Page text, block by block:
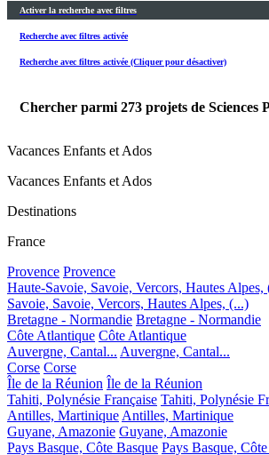
Activer la recherche avec filtres
Recherche avec filtres activée
Recherche avec filtres activée (Cliquer pour désactiver)
Chercher parmi 273 projets de Sciences
Vacances Enfants et Ados
Vacances Enfants et Ados
Destinations
France
Provence Provence
Haute-Savoie, Savoie, Vercors, Hautes Alpes,
Savoie, Savoie, Vercors, Hautes Alpes, (...)
Bretagne - Normandie Bretagne - Normandie
Côte Atlantique Côte Atlantique
Auvergne, Cantal... Auvergne, Cantal...
Corse Corse
Île de la Réunion Île de la Réunion
Tahiti, Polynésie Française Tahiti, Polynésie
Antilles, Martinique Antilles, Martinique
Guyane, Amazonie Guyane, Amazonie
Pays Basque, Côte Basque Pays Basque,